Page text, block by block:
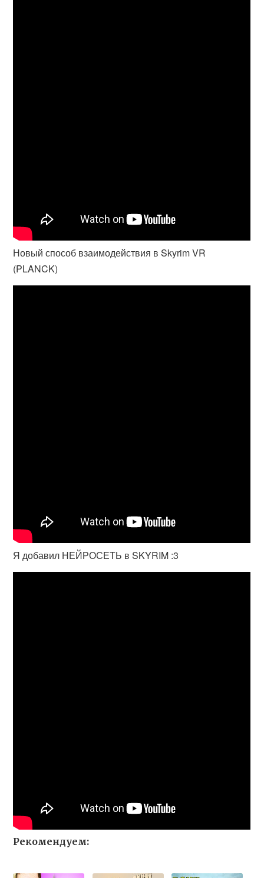
Новый способ взаимодействия в Skyrim VR
(PLANCK)
Я добавил НЕЙРОСЕТЬ в SKYRIM :3
Рекомендуем: